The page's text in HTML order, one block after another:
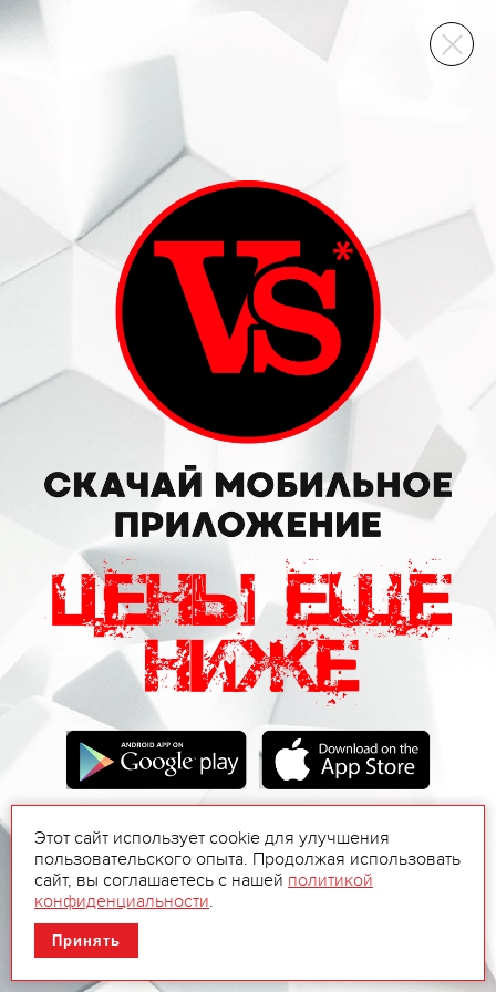
ВИННЫЙ СКЛАД
Этот сайт использует cookie для улучшения
пользовательского опыта. Продолжая использовать
сайт, вы соглашаетесь с нашей политикой
конфиденциальности.
Принять